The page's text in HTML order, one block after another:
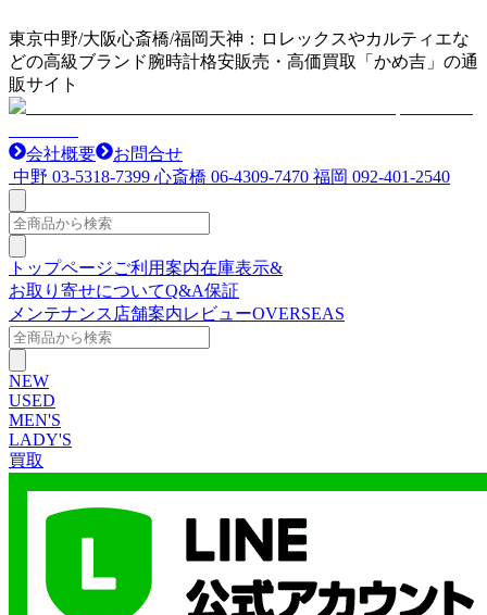
東京中野/大阪心斎橋/福岡天神：ロレックスやカルティエな
どの高級ブランド腕時計格安販売・高価買取「かめ吉」の通
販サイト
会社概要
お問合せ
中野 03-5318-7399 心斎橋 06-4309-7470 福岡 092-401-2540
トップページご利用案内在庫表示&
お取り寄せについてQ&A保証
メンテナンス 店舗案内レビューOVERSEAS
NEW
USED
MEN'S
LADY'S
買取